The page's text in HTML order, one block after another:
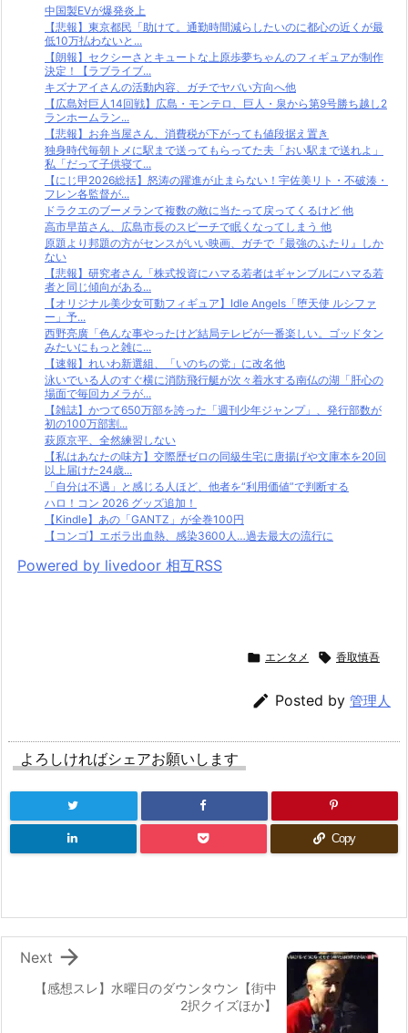
中国製EVが爆発炎上
【悲報】東京都民「助けて。通勤時間減らしたいのに都心の近くが最
低10万払わないと...
【朗報】セクシーさとキュートな上原歩夢ちゃんのフィギュアが制作
決定！【ラブライブ...
キズナアイさんの活動内容、ガチでヤバい方向へ他
【広島対巨人14回戦】広島・モンテロ、巨人・泉から第9号勝ち越し2
ランホームラン...
【悲報】お弁当屋さん、消費税が下がっても値段据え置き
独身時代毎朝トメに駅まで送ってもらってた夫「おい駅まで送れよ」
私「だって子供寝て...
【にじ甲2026総括】怒涛の躍進が止まらない！宇佐美リト・不破湊・
フレン各監督が...
ドラクエのブーメランて複数の敵に当たって戻ってくるけど 他
高市早苗さん、広島市長のスピーチで眠くなってしまう 他
原題より邦題の方がセンスがいい映画、ガチで『最強のふたり』しか
ない
【悲報】研究者さん「株式投資にハマる若者はギャンブルにハマる若
者と同じ傾向がある...
【オリジナル美少女可動フィギュア】Idle Angels「堕天使 ルシファ
ー」予...
西野亮廣「色んな事やったけど結局テレビが一番楽しい。ゴッドタン
みたいにもっと雑に...
【速報】れいわ新選組、「いのちの党」に改名他
泳いでいる人のすぐ横に消防飛行艇が次々着水する南仏の湖「肝心の
場面で毎回カメラが...
【雑誌】かつて650万部を誇った「週刊少年ジャンプ」、発行部数が
初の100万部割...
萩原京平、全然練習しない
【私はあなたの味方】交際歴ゼロの同級生宅に唐揚げや文庫本を20回
以上届けた24歳...
「自分は不遇」と感じる人ほど、他者を“利用価値”で判断する
ハロ！コン 2026 グッズ追加！
【Kindle】あの「GANTZ」が全巻100円
【コンゴ】エボラ出血熱、感染3600人…過去最大の流行に
Powered by livedoor 相互RSS
 エンタメ  香取慎吾
 Posted by 管理人
よろしければシェアお願いします
Copy
【感想スレ】水曜日のダウンタウン【街中
2択クイズほか】

Next